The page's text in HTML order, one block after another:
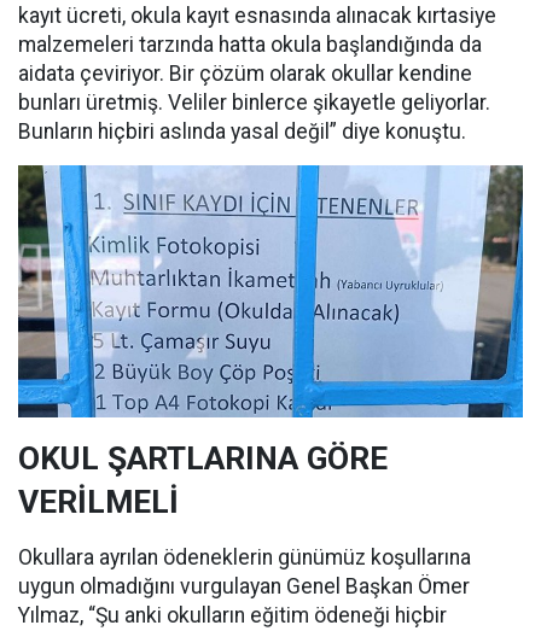
kayıt ücreti, okula kayıt esnasında alınacak kırtasiye
malzemeleri tarzında hatta okula başlandığında da
aidata çeviriyor. Bir çözüm olarak okullar kendine
bunları üretmiş. Veliler binlerce şikayetle geliyorlar.
Bunların hiçbiri aslında yasal değil” diye konuştu.
OKUL ŞARTLARINA GÖRE
VERİLMELİ
Okullara ayrılan ödeneklerin günümüz koşullarına
uygun olmadığını vurgulayan Genel Başkan Ömer
Yılmaz, “Şu anki okulların eğitim ödeneği hiçbir